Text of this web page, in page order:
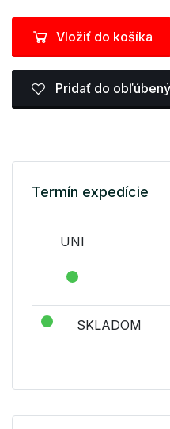
Vložiť do košíka
Pridať do
Termín expedície
UNI
SKLADOM